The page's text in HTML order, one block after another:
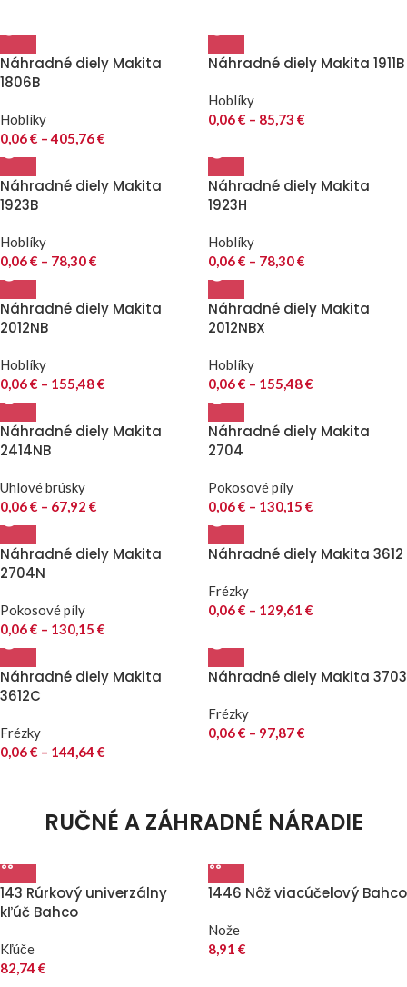
Náhradné diely Makita
1806B
Hoblíky
0,06€ – 405,76€
Náhradné diely Makita 1911B
Hoblíky
0,06€ – 85,73 €
Náhradné diely Makita
1923B
Hoblíky
0,06€ – 78,30€
Náhradné diely Makita
1923H
Hoblíky
0,06€ – 78,30€
Náhradné diely Makita
2012NB
Hoblíky
0,06€ – 155,48€
Náhradné diely Makita
2012NBX
Hoblíky
0,06€ – 155,48€
Náhradné diely Makita
2414NB
Uhlové brúsky
0,06€ – 67,92 €
Náhradné diely Makita
2704
Pokosové píly
0,06€ – 130,15 €
Náhradné diely Makita
2704N
Pokosové píly
0,06€ – 130,15 €
Náhradné diely Makita 3612
Frézky
0,06€ – 129,61 €
Náhradné diely Makita
3612C
Frézky
0,06€ – 144,64 €
Náhradné diely Makita 3703
Frézky
0,06€ – 97,87€
RUČNÉ A ZÁHRADNÉ NÁRADIE
143 Rúrkový univerzálny
kľúč Bahco
Kľúče
82,74 €
1446 Nôž viacúčelový Bahco
Nože
8,91 €